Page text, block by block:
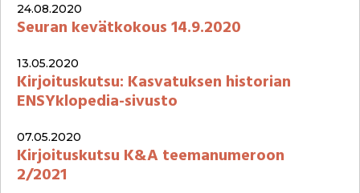
24.08.2020
Seuran kevätkokous 14.9.2020
13.05.2020
Kirjoituskutsu: Kasvatuksen historian
ENSYklopedia-sivusto
07.05.2020
Kirjoituskutsu K&A teemanumeroon
2/2021